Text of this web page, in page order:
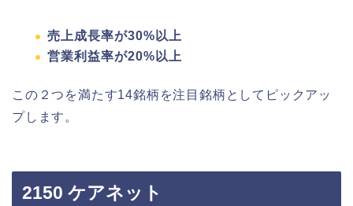
売上成長率が30%以上
営業利益率が20%以上
この２つを満たす14銘柄を注目銘柄としてピックアッ
プします。
2150 ケアネット